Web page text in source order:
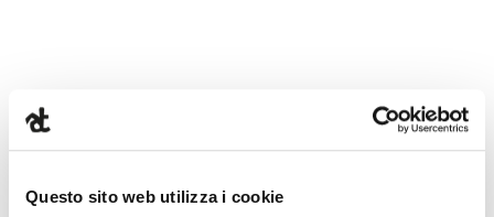
Questo sito web utilizza i cookie
14 March 2017